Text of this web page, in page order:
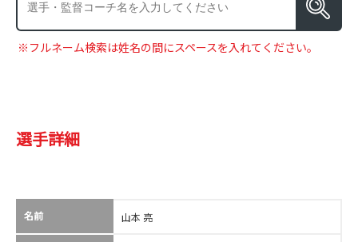
※フルネーム検索は姓名の間にスペースを入れてください。
選手詳細
名前 山本 亮